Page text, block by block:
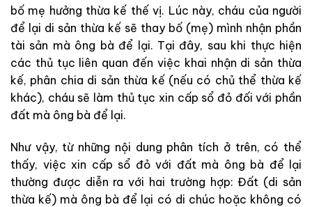
bố mẹ hưởng thừa kế thế vị. Lúc này, cháu của người
để lại di sản thừa kế sẽ thay bố (mẹ) mình nhận phần
tài sản mà ông bà để lại. Tại đây, sau khi thực hiện
các thủ tục liên quan đến việc khai nhận di sản thừa
kế, phân chia di sản thừa kế (nếu có chủ thể thừa kế
khác), cháu sẽ làm thủ tục xin cấp sổ đỏ đối với phần
đất mà ông bà để lại.
Như vậy, từ những nội dung phân tích ở trên, có thể
thấy, việc xin cấp sổ đỏ với đất mà ông bà để lại
thường được diễn ra với hai trường hợp: Đất (di sản
thừa kế) mà ông bà để lại có di chúc hoặc không có